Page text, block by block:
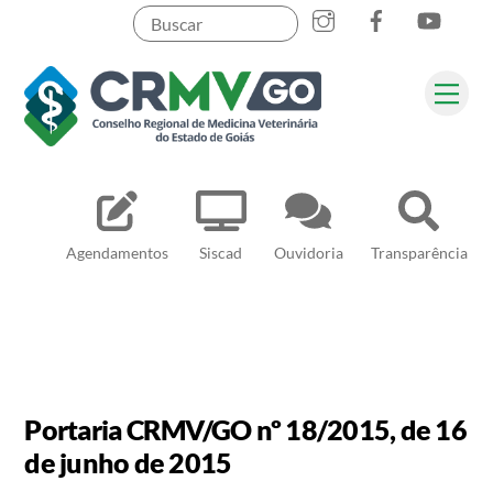
content
Agendamentos Siscad Ouvidoria Transparência
Pesquisar
Portaria CRMV/GO nº 18/2015, de 16
de junho de 2015